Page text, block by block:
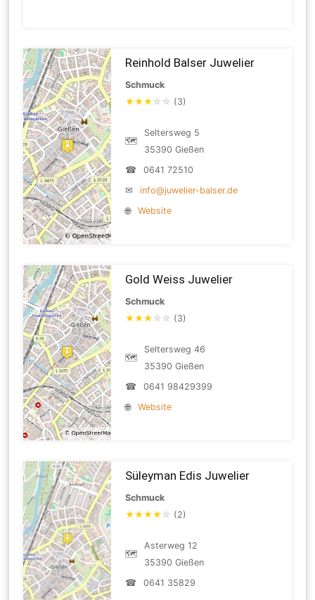
Reinhold Balser Juwelier
Schmuck
★★★ ☆ ☆ (3)
🗺
Seltersweg 5
35390 Gießen
☎
0641 72510
✉
info@juwelier-balser.de
🌐
Website
Gold Weiss Juwelier
Schmuck
★★★ ☆ ☆ (3)
🗺
Seltersweg 46
35390 Gießen
☎
0641 98429399
🌐
Website
Süleyman Edis Juwelier
Schmuck
★★★★ ☆ (2)
🗺
Asterweg 12
35390 Gießen
☎
0641 35829